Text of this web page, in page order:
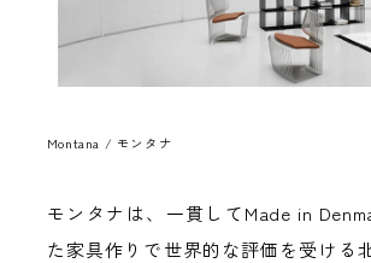
Montana / モンタナ
モンタナは、一貫してMade in
た家具作りで世界的な評価を受ける